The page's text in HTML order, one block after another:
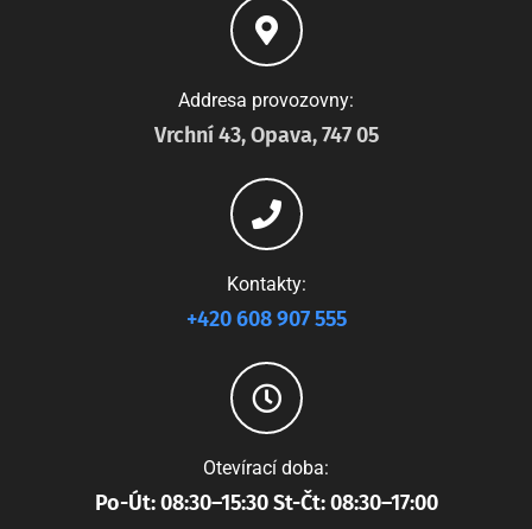
Addresa provozovny:
Vrchní 43, Opava, 747 05
Kontakty:
+420 608 907 555
Otevírací doba:
Po-Út: 08:30–15:30 St-Čt: 08:30–17:00